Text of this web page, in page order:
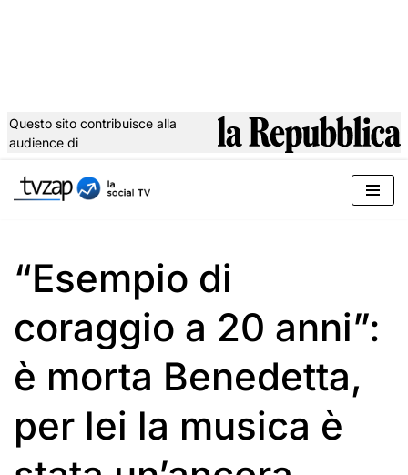
al
Questo sito contribuisce alla
audience di
“Esempio di
coraggio a 20 anni”:
è morta Benedetta,
per lei la musica è